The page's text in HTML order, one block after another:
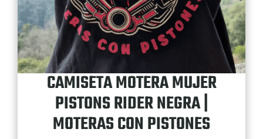
CAMISETA MOTERA MUJER
PISTONS RIDER NEGRA |
MOTERAS CON PISTONES